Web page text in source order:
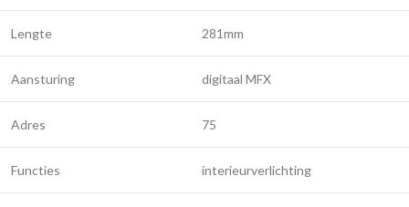
Lengte 281mm
Aansturing digitaal MFX
Adres 75
Functies interieurverlichting